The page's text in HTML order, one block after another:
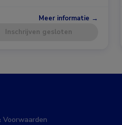
Meer informatie →
Inschrijven gesloten
Voorwaarden